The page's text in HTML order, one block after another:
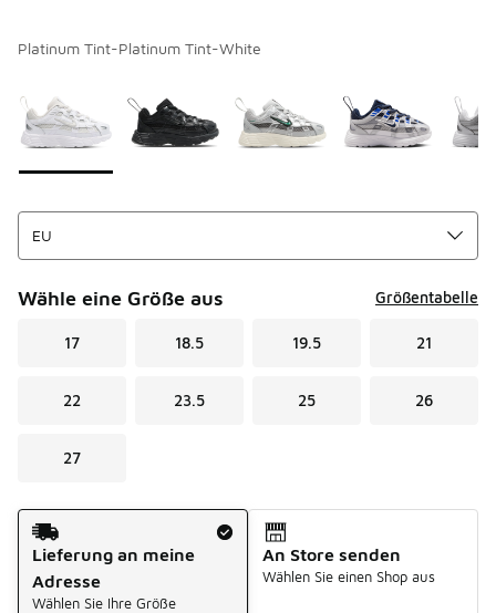
Platinum Tint-Platinum Tint-White
Wähle eine Größe aus Größentabelle
17 18.5 19.5 21
22 23.5 25 26
27
Versandart
Lieferung an meine
Adresse
Wählen Sie Ihre Größe
An Store senden
Wählen Sie einen Shop aus